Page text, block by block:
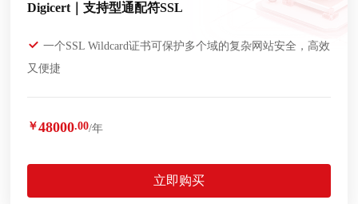
Digicert｜支持型通配符SSL
一个SSL Wildcard证书可保护多个域的复杂网站安全，高效
又便捷
￥48000.00/年
立即购买